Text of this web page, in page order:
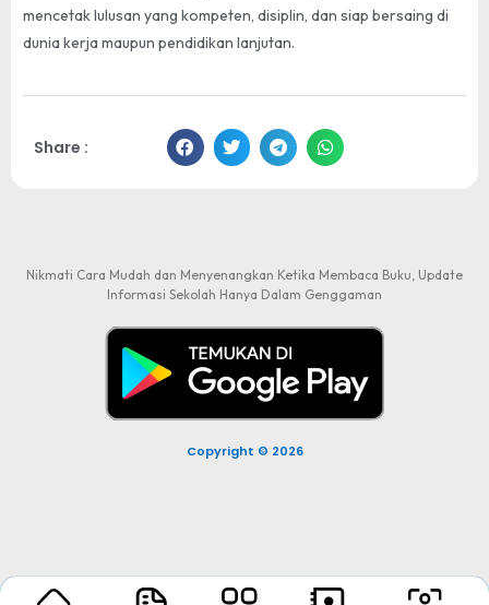
mencetak lulusan yang kompeten, disiplin, dan siap bersaing di
dunia kerja maupun pendidikan lanjutan.
Share :
Nikmati Cara Mudah dan Menyenangkan Ketika Membaca Buku, Update
Informasi Sekolah Hanya Dalam Genggaman
Copyright © 2026